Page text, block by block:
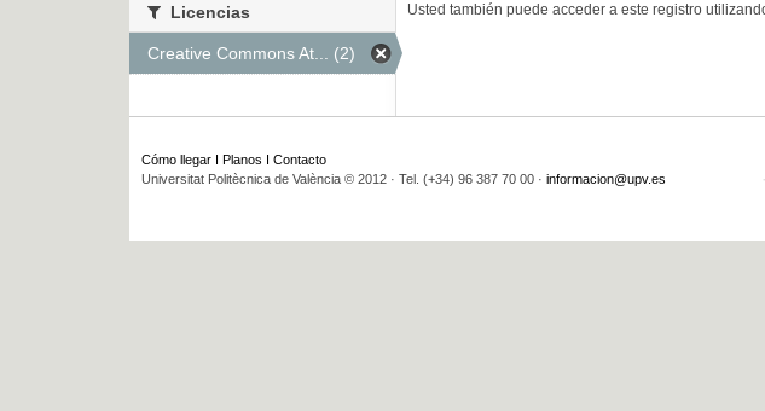
Usted también puede acceder a este registro
Licencias
Creative Commons At... (2)
Cómo llegar Planos
Contacto
Universitat Politècnica de València © 2012 · Tel. (+34) 96 387 70 00 · informacion@upv.es